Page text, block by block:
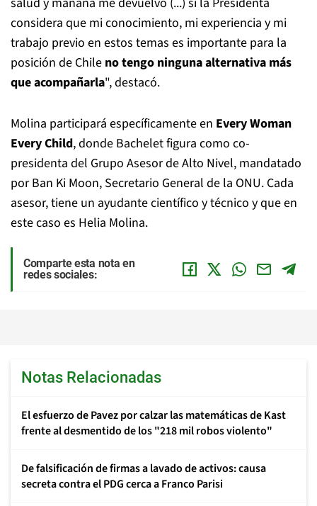
considera que mi conocimiento, mi experiencia y mi
trabajo previo en estos temas es importante para la
posición de Chile no tengo ninguna alternativa más
que acompañarla", destacó.
Molina participará específicamente en Every Woman
Every Child, donde Bachelet figura como co-
presidenta del Grupo Asesor de Alto Nivel, mandatado
por Ban Ki Moon, Secretario General de la ONU. Cada
asesor, tiene un ayudante científico y técnico y que en
este caso es Helia Molina.
Comparte esta nota en
redes sociales:
Notas Relacionadas
El esfuerzo de Pavez por calzar las matemáticas de Kast
frente al desmentido de los "218 mil robos violento"
De falsificación de firmas a lavado de activos: causa
secreta contra el PDG cerca a Franco Parisi